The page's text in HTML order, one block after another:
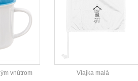
vnútrom Vlajka malá